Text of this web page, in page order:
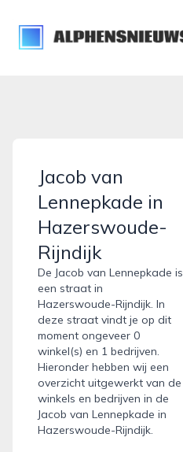
alphensnieuws.nl
Jacob van
Lennepkade in
Hazerswoude-
Rijndijk
De Jacob van Lennepkade is
een straat in
Hazerswoude-Rijndijk. In
deze straat vindt je op dit
moment ongeveer 0
winkel(s) en 1 bedrijven.
Hieronder hebben wij een
overzicht uitgewerkt van de
winkels en bedrijven in de
Jacob van Lennepkade in
Hazerswoude-Rijndijk.